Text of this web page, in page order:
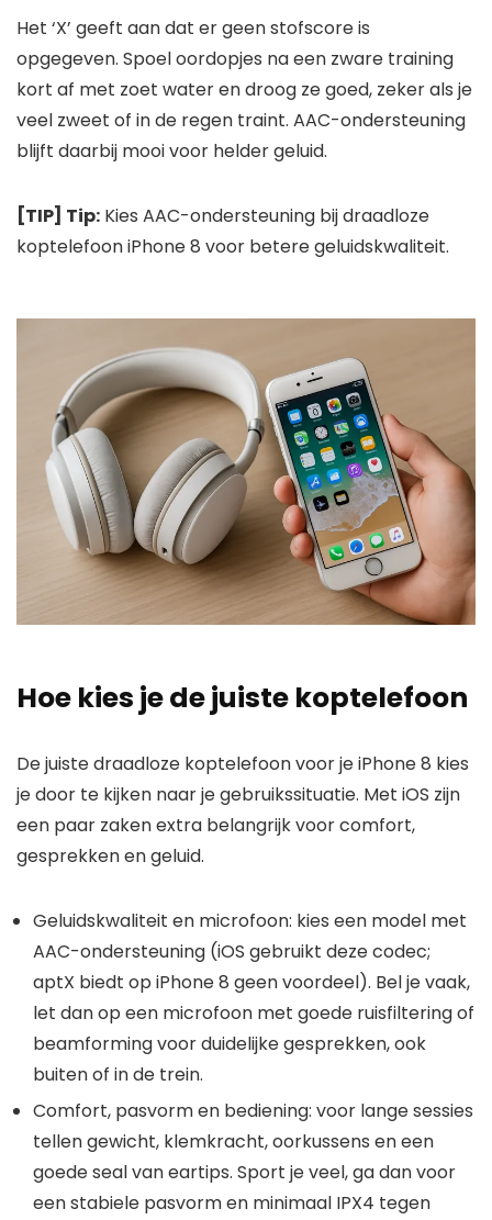
Het ‘X’ geeft aan dat er geen stofscore is
opgegeven. Spoel oordopjes na een zware training
kort af met zoet water en droog ze goed, zeker als je
veel zweet of in de regen traint. AAC-ondersteuning
blijft daarbij mooi voor helder geluid.
[TIP] Tip: Kies AAC-ondersteuning bij draadloze
koptelefoon iPhone 8 voor betere geluidskwaliteit.
Hoe kies je de juiste koptelefoon
De juiste draadloze koptelefoon voor je iPhone 8 kies
je door te kijken naar je gebruikssituatie. Met iOS zijn
een paar zaken extra belangrijk voor comfort,
gesprekken en geluid.
Geluidskwaliteit en microfoon: kies een model met
AAC-ondersteuning (iOS gebruikt deze codec;
aptX biedt op iPhone 8 geen voordeel). Bel je vaak,
let dan op een microfoon met goede ruisfiltering of
beamforming voor duidelijke gesprekken, ook
buiten of in de trein.
Comfort, pasvorm en bediening: voor lange sessies
tellen gewicht, klemkracht, oorkussens en een
goede seal van eartips. Sport je veel, ga dan voor
een stabiele pasvorm en minimaal IPX4 tegen